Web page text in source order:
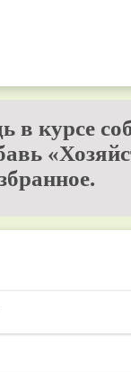
в курсе